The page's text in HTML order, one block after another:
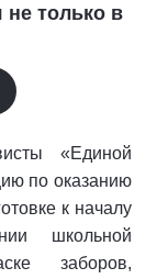
не только в
«Единой
по оказанию
к началу
школьной
заборов,